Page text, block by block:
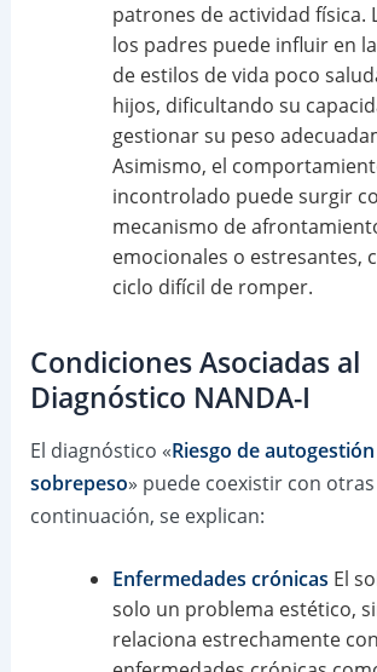
patrones de actividad física.
los padres puede influir en
de estilos de vida poco
hijos, dificultando su
gestionar su peso
Asimismo, el
incontrolado puede surgir
mecanismo de
emocionales o estresantes,
ciclo difícil de romper.
Condiciones Asociadas al
Diagnóstico NANDA-I
El diagnóstico «Riesgo de
sobrepeso» puede coexistir con
continuación, se explican:
Enfermedades crónicas El
solo un problema estético,
relaciona estrechamente con